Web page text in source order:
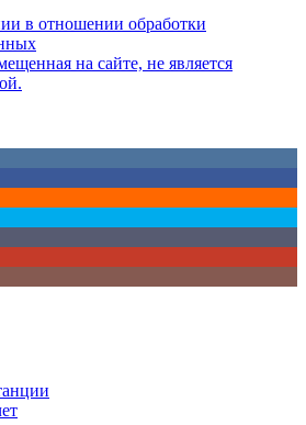
в отношении обработки
на сайте, не является